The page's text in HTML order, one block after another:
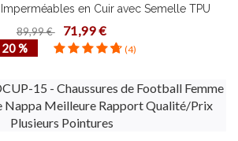
en Cuir avec Semelle TPU
Pointures Terrain Gras et Humide
89,99 € 71,99 €
20 % (4)